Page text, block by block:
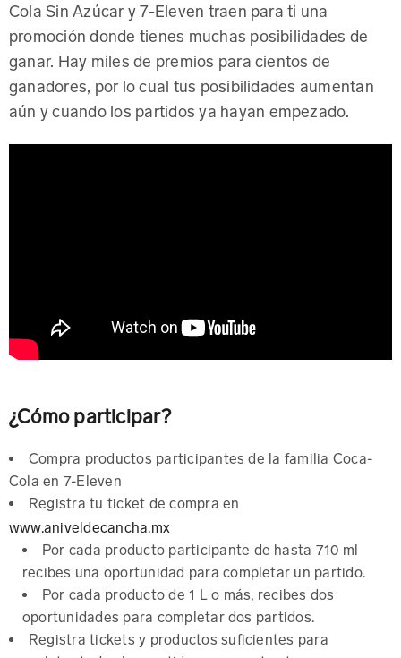
Cola Sin Azúcar y 7-Eleven traen para ti una
promoción donde tienes muchas posibilidades de
ganar. Hay miles de premios para cientos de
ganadores, por lo cual tus posibilidades aumentan
aún y cuando los partidos ya hayan empezado.
¿Cómo participar?
Compra productos participantes de la familia Coca-
Cola en 7-Eleven
Registra tu ticket de compra en
www.aniveldecancha.mx
Por cada producto participante de hasta 710 ml
recibes una oportunidad para completar un partido.
Por cada producto de 1 L o más, recibes dos
oportunidades para completar dos partidos.
Registra tickets y productos suficientes para